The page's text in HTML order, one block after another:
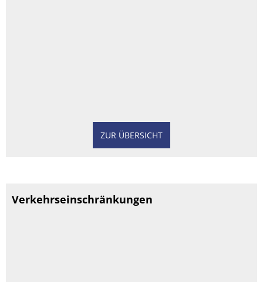
ZUR ÜBERSICHT
Verkehrseinschränkungen